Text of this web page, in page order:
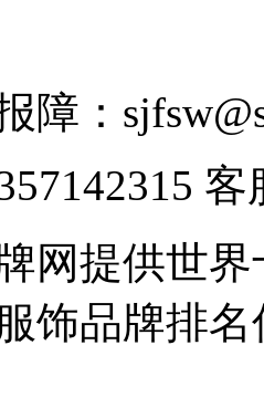
障：
客
网提供世
饰品牌排